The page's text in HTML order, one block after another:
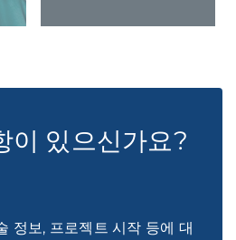
이 있으신가요?
정보, 프로젝트 시작 등에 대